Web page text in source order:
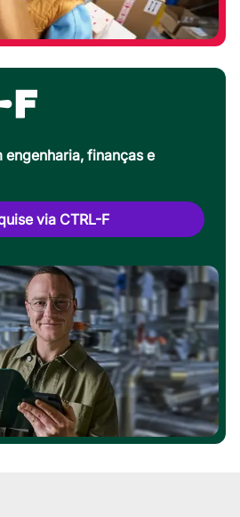
engenharia, finanças e
via CTRL-F